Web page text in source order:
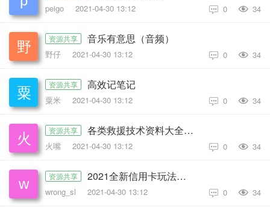
peigo 2021-04-30 13:12 0  34
资源共享 音乐有意思（音频）
野仔 2021-04-30 13:12 0  34
资源共享 高效记笔记
粟米 2021-04-30 13:12 0  34
资源共享 各类救援技术资料大全（图片文档）
火嘴 2021-04-30 13:12 0  34
资源共享 2021全新信用卡玩法：教你信用卡生财
wrong_sl 2021-04-30 13:12 0  34